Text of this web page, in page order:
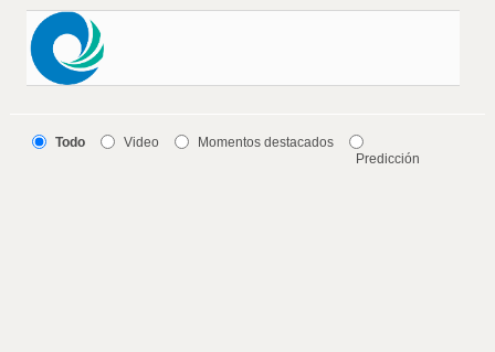
Todo Video
Momentos destacados
Predicción